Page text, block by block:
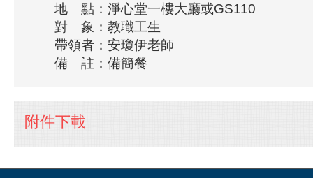
地 點：淨心堂一樓大廳或GS110
對 象：教職工生
帶領者：安瓊伊老師
備 註：備簡餐
附件下載